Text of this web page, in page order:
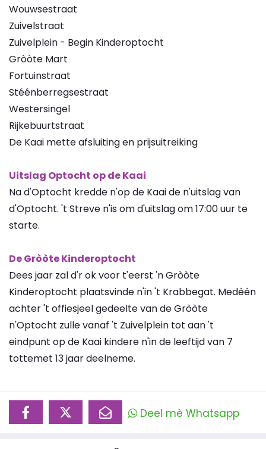
Wouwsestraat
Zuivelstraat
Zuivelplein - Begin Kinderoptocht
Gròòte Mart
Fortuinstraat
Stéénberregsestraat
Westersingel
Rijkebuurtstraat
De Kaai mette afsluiting en prijsuitreiking
Uitslag Optocht op de Kaai
Na d'Optocht kredde n'op de Kaai de n'uitslag van
d'Optocht. 't Streve n'is om d'uitslag om 17:00 uur te
starte.
De Gròòte Kinderoptocht
Dees jaar zal d'r ok voor t'eerst 'n Gròòte
Kinderoptocht plaatsvinde n'in 't Krabbegat. Medéén
achter 't offiesjeel gedeelte van de Gròòte
n'Optocht zulle vanaf 't Zuivelplein tot aan 't
eindpunt op de Kaai kindere n'in de leeftijd van 7
tottemet 13 jaar deelneme.
Deel mè Whatsapp